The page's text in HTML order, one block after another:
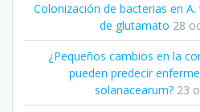
Colonización de bacterias en
de glutamato 28
¿Pequeños cambios en la
pueden predecir
solanacearum? 23